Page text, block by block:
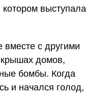
выступала
с другими
домов,
бомбы. Когда
и начался голод,